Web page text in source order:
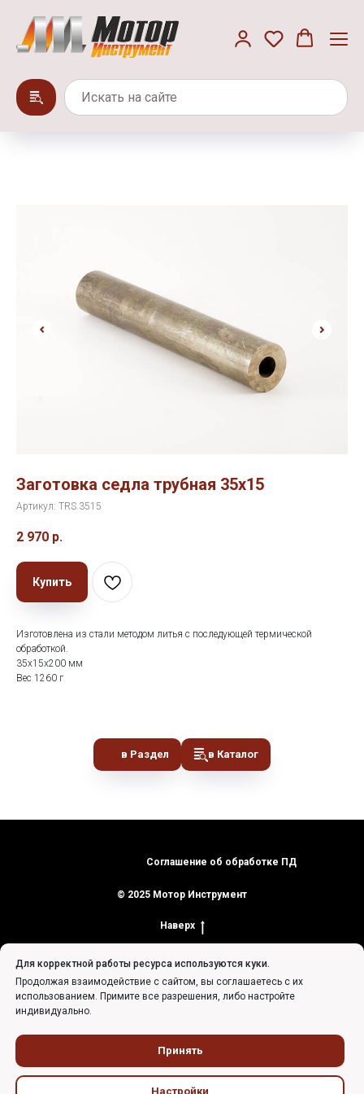
Заготовка седла трубная 35х15
Артикул: TRS.3515
2 970 р.
Купить
Изготовлена из стали методом литья с последующей термической
обработкой.
35х15х200 мм
Вес 1260 г
в Раздел в Каталог
Соглашение об обработке ПД
© 2025 Мотор Инструмент
Наверх
Для корректной работы ресурса используются куки.
Продолжая взаимодействие с сайтом, вы соглашаетесь с их
использованием. Примите все разрешения, либо настройте
индивидуально.
Принять
Настройки